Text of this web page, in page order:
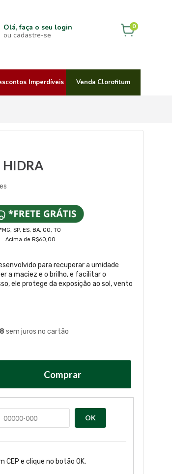
Olá, faça o seu login
ou cadastre-se
0
Imperdíveis Venda Clorofitum
HIDRA
*MG, SP, ES, BA, GO, TO
Acima de R$60,00
para recuperar a umidade
a maciez e o brilho, e facilitar o
ele protege da exposição ao sol, vento
sem juros no cartão
Comprar
OK
CEP e clique no botão OK.